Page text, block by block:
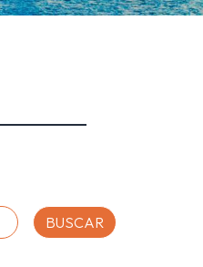
BUSCAR